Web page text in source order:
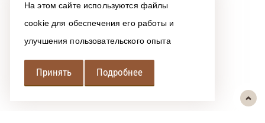
На этом сайте используются файлы
cookie для обеспечения его работы и
улучшения пользовательского опыта
Принять Подробнее